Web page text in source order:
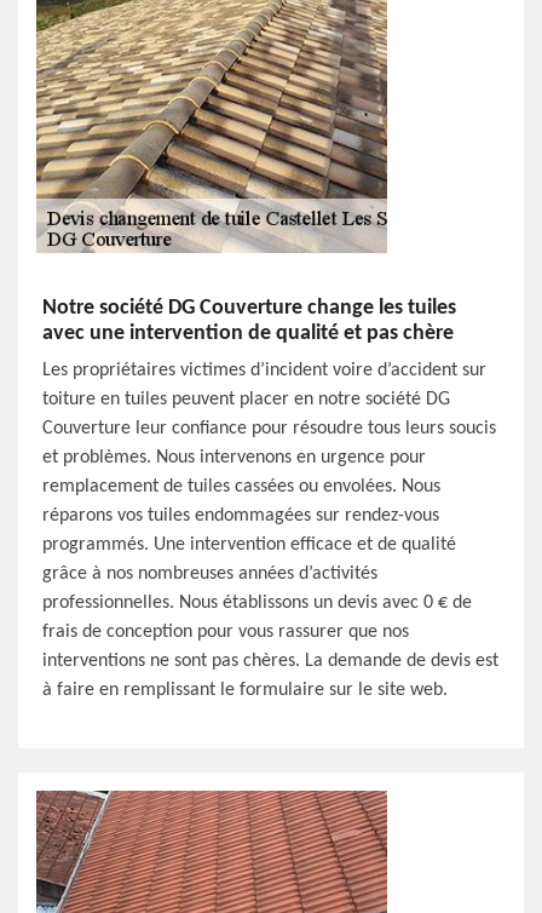
Notre société DG Couverture change les tuiles
avec une intervention de qualité et pas chère
Les propriétaires victimes d’incident voire d’accident sur
toiture en tuiles peuvent placer en notre société DG
Couverture leur confiance pour résoudre tous leurs soucis
et problèmes. Nous intervenons en urgence pour
remplacement de tuiles cassées ou envolées. Nous
réparons vos tuiles endommagées sur rendez-vous
programmés. Une intervention efficace et de qualité
grâce à nos nombreuses années d’activités
professionnelles. Nous établissons un devis avec 0 € de
frais de conception pour vous rassurer que nos
interventions ne sont pas chères. La demande de devis est
à faire en remplissant le formulaire sur le site web.